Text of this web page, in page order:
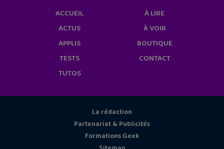
ACCUEIL
ACTUS
APPLIS
TESTS
TUTOS
À LIRE
À VOIR
BOUTIQUE
CONTACT
La rédaction
Partenariat & Publicités
Formations Geek